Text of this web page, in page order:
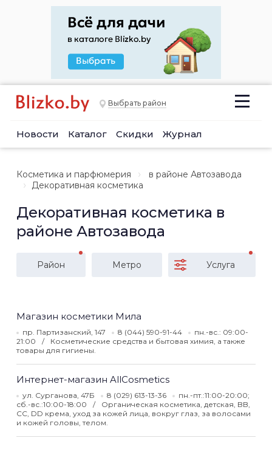
Выбрать район
Новости Каталог Скидки Журнал
Косметика и парфюмерия
в районе Автозавода
Декоративная косметика
Декоративная косметика в
районе Автозавода
Район Метро Услуга
Магазин косметики Мила
пр. Партизанский, 147 8 (044) 590-91-44
пн.-вс.: 09:00-
21:00
Косметические средства и бытовая химия, а также
товары для гигиены.
Интернет-магазин AllCosmetics
ул. Сурганова, 47Б 8 (029) 613-13-36
пн.-пт.:11:00-20:00;
сб.-вс.:10:00-18:00
Органическая косметика, детская, BB,
CC, DD крема, уход за кожей лица, вокруг глаз, за волосами
и кожей головы, телом.